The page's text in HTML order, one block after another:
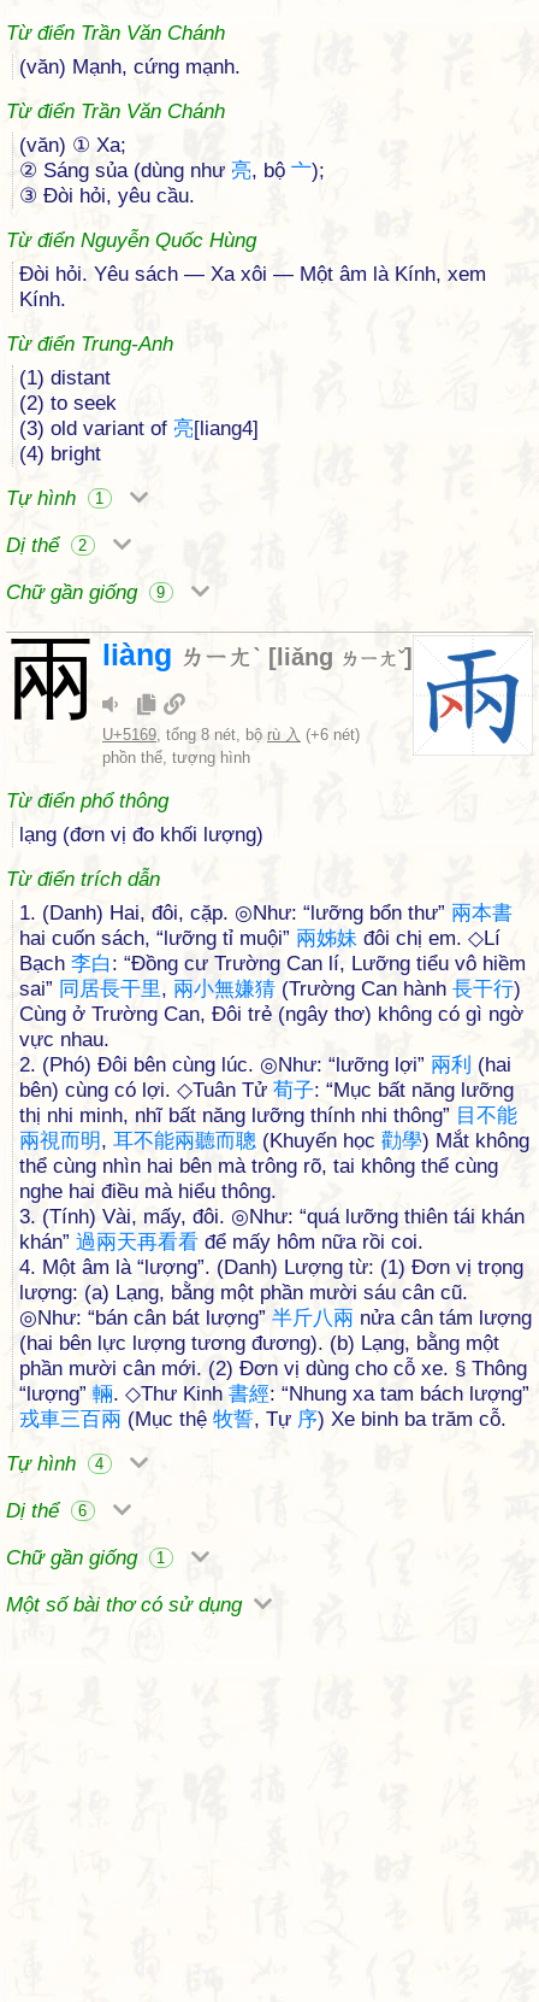
Từ điển Trần Văn Chánh
(văn) Mạnh, cứng mạnh.
Từ điển Trần Văn Chánh
(văn) ① Xa;
② Sáng sủa (dùng như 亮, bộ 亠);
③ Đòi hỏi, yêu cầu.
Từ điển Nguyễn Quốc Hùng
Đòi hỏi. Yêu sách — Xa xôi — Một âm là Kính, xem
Kính.
Từ điển Trung-Anh
(1) distant
(2) to seek
(3) old variant of 亮[liang4]
(4) bright
Tự hình
1
Dị thể 2
Chữ gần giống 9
兩 liàng ㄌㄧㄤˋ [ liǎng ㄌㄧㄤˇ]
U+5169, tổng 8 nét, bộ rù 入 (+6 nét)
phồn thể, tượng hình
Từ điển phổ thông
lạng (đơn vị đo khối lượng)
Từ điển trích dẫn
1. (Danh) Hai, đôi, cặp. ◎Như: “lưỡng bổn thư” 兩本書
hai cuốn sách, “lưỡng tỉ muội” 兩姊妹 đôi chị em. ◇Lí
Bạch 李白 : “Đồng cư Trường Can lí, Lưỡng tiểu vô hiềm
sai” 同 居長干里, 兩小無嫌猜 (Trường Can hành 長干行)
Cùng ở Trường Can, Đôi trẻ (ngây thơ) không có gì ngờ
vực nhau.
2. (Phó) Đôi bên cùng lúc. ◎Như: “lưỡng lợi” 兩利 (hai
bên) cùng có lợi. ◇Tuân Tử 荀子: “Mục bất năng lưỡng
thị nhi minh, nhĩ bất năng lưỡng thính nhi thông” 目不能
兩視而明, 耳不能兩聽而聰 (Khuyến học 勸學) Mắt không
thể cùng nhìn hai bên mà trông rõ, tai không thể cùng
nghe hai điều mà hiểu thông.
3. (Tính) Vài, mấy, đôi. ◎Như: “quá lưỡng thiên tái khán
khán” 過兩天再看看 để mấy hôm nữa rồi coi.
4. Một âm là “lượng”. (Danh) Lượng từ: (1) Đơn vị trọng
lượng: (a) Lạng, bằng một phần mười sáu cân cũ.
◎Như: “bán cân bát lượng” 半斤八兩 nửa cân tám lượng
(hai bên lực lượng tương đương). (b) Lạng, bằng một
phần mười cân mới. (2) Đơn vị dùng cho cỗ xe. § Thông
“lượng” 輛. ◇Thư Kinh 書經: “Nhung xa tam bách lượng”
戎車三百兩 (Mục thệ 牧誓, Tự 序) Xe binh ba trăm cỗ.
Tự hình
4
Dị thể 6
Chữ gần giống 1
Một số bài thơ có sử dụng